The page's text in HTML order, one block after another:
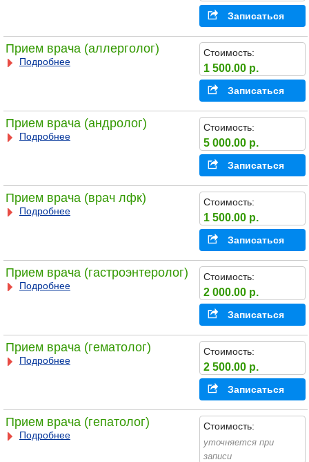
Записаться
Прием врача (аллерголог)
Подробнее
Стоимость:
1 500.00 р.
Записаться
Прием врача (андролог)
Подробнее
Стоимость:
5 000.00 р.
Записаться
Прием врача (врач лфк)
Подробнее
Стоимость:
1 500.00 р.
Записаться
Прием врача (гастроэнтеролог)
Подробнее
Стоимость:
2 000.00 р.
Записаться
Прием врача (гематолог)
Подробнее
Стоимость:
2 500.00 р.
Записаться
Прием врача (гепатолог)
Подробнее
Стоимость:
уточняется при
записи